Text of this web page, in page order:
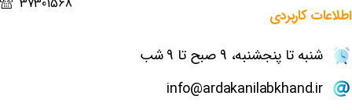
اطلاعات کاربردی
شنبه تا پنجشنبه، 9 صبح تا 9 شب
info@ardakanilabkhand.ir